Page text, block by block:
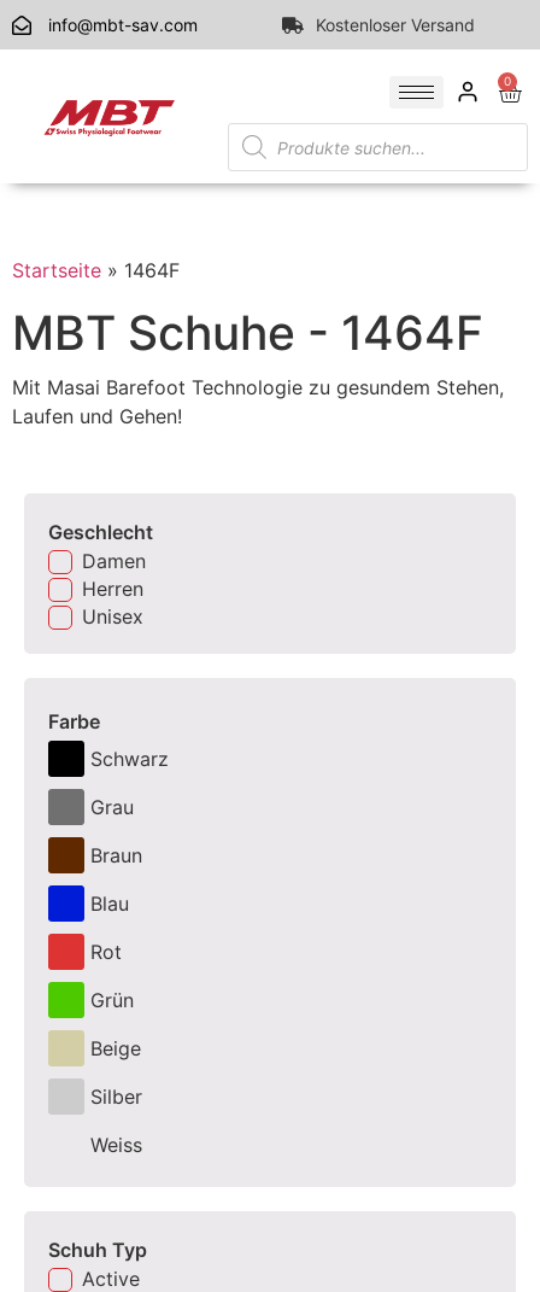
info@mbt-sav.com Kostenloser Versand
0
Startseite » 1464F
MBT Schuhe - 1464F
Mit Masai Barefoot Technologie zu gesundem Stehen,
Laufen und Gehen!
Geschlecht
Damen
Herren
Unisex
Farbe
Schwarz
Grau
Braun
Blau
Rot
Grün
Beige
Silber
Weiss
Schuh Typ
Active